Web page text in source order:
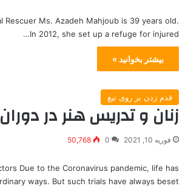
Rescuer Ms. Azadeh Mahjoub is 39 years old.
In 2012, she set up a refuge for injured…
بیشتر بخوانید »
قدم زدن بر روی تیغ
زنان و تدریس هنر در
فوریه 10, 2021 0
50,768
Due to the Coronavirus pandemic, life has
ways. But such trials have always beset…